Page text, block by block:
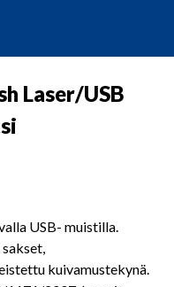
Laser/USB
USB- muistilla.
kuivamustekynä.